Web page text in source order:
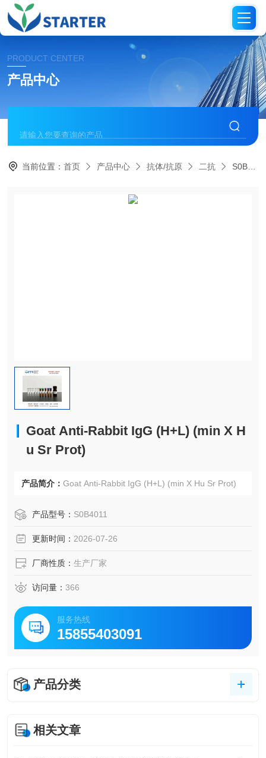
PRODUCT CENTER
产品中心
当前位置：首页 产品中心 抗体/抗原 二抗 S0B4011Goat Anti-Rabbit IgG (H+L) (min X Hu Sr Prot)
Goat Anti-Rabbit IgG (H+L) (min X H
u Sr Prot)
产品简介： Goat Anti-Rabbit IgG (H+L) (min X Hu Sr Prot)
产品型号： S0B4011
更新时间： 2026-07-26
厂商性质： 生产厂家
访问量： 366
服务热线
15855403091
产品分类
相关文章